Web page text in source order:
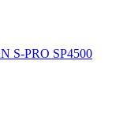
S-PRO SP4500